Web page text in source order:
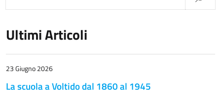
Ultimi Articoli
23 Giugno 2026
La scuola a Voltido dal 1860 al 1945